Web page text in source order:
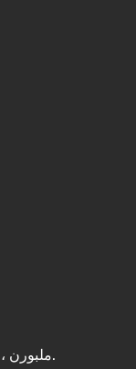
7/103 طريق لويس، نوكسفيلد، Vic 3180، ملبورن.